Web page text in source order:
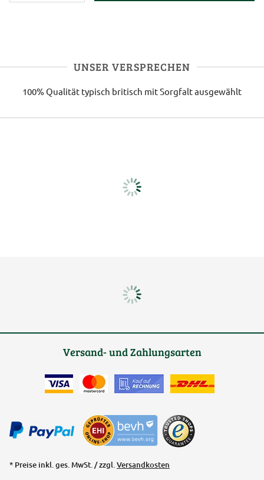
UNSER VERSPRECHEN
100% Qualität typisch britisch mit Sorgfalt ausgewählt
Versand- und Zahlungsarten
* Preise inkl. ges. MwSt. / zzgl. Versandkosten